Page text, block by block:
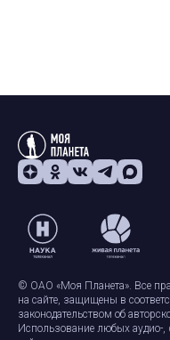
© ОАО «Моя Планета». Все
на сайте, защищены в
законодательством об
Использование любых аудио-